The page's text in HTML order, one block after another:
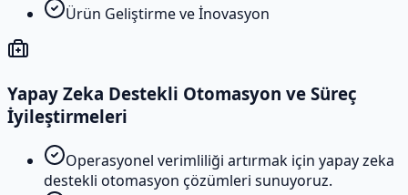
Ürün Geliştirme ve İnovasyon
Yapay Zeka Destekli Otomasyon ve Süreç
İyileştirmeleri
Operasyonel verimliliği artırmak için yapay zeka
destekli otomasyon çözümleri sunuyoruz.